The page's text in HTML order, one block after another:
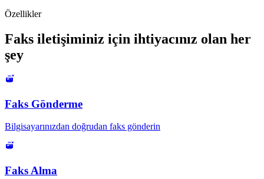
Özellikler
Faks iletişiminiz için ihtiyacınız olan her
şey
Faks Gönderme
Bilgisayarınızdan doğrudan faks gönderin
Faks Alma